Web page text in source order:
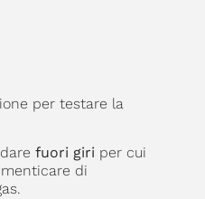
per testare la
fuori giri per cui
di